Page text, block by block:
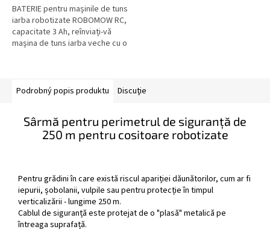
BATERIE pentru mașinile de tuns
iarba robotizate ROBOMOW RC,
capacitate 3 Ah, reînviați-vă
mașina de tuns iarba veche cu o
Podrobný popis produktu Discuţie
Sârmă pentru perimetrul de siguranță de
250 m pentru cositoare robotizate
Pentru grădini în care există riscul apariției dăunătorilor, cum ar fi
iepurii, șobolanii, vulpile sau pentru protecție în timpul
verticalizării - lungime 250 m.
Cablul de siguranță este protejat de o "plasă" metalică pe
întreaga suprafață.